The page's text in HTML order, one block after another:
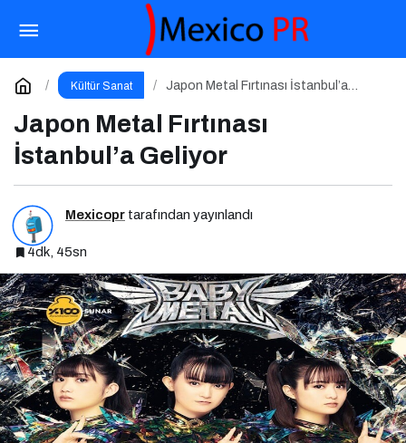
Kültür Sanat
Japon Metal Fırtınası İstanbul’a
Japon Metal Fırtınası
İstanbul’a Geliyor
Mexicopr tarafından yayınlandı
4dk, 45sn
Türk Edebiyatının Yeni Yüzyılına Güçlü Katkı:
“100 Yazar 100 Yeni Eser” Projesi Ödül Gecesi
Yorum Yap